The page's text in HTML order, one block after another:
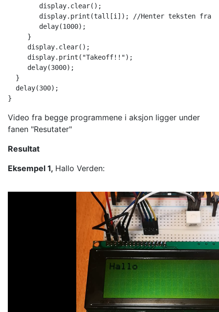
        display.clear();
display.print(tall[i]); //Henter teksten fra
        delay(1000);
     }
     display.clear();
     display.print("Takeoff!!");
     delay(3000);
  }
  delay(300);
}
Video fra begge programmene i aksjon ligger under
fanen "Resutater"
Resultat
Eksempel 1, Hallo Verden: